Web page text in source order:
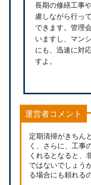
長期の修繕工事
慮しながら行っ
できます。管理
いますし、マン
にも、迅速に対
すよ。
運営者コメント
定期清掃がきちん
く、さらに、工事
くれるとなると、
ではないでしょう
る場合にも頼れる